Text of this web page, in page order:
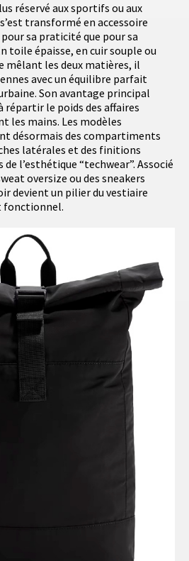
réservé aux sportifs ou aux
transformé en accessoire
sa praticité que pour sa
toile épaisse, en cuir souple ou
mêlant les deux matières, il
avec un équilibre parfait
Son avantage principal
répartir le poids des affaires
les mains. Les modèles
désormais des compartiments
latérales et des finitions
l’esthétique “techwear”. Associé
oversize ou des sneakers
devient un pilier du vestiaire
fonctionnel.